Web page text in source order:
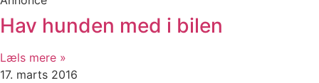
Hav hunden med i bilen
Læls mere »
17. marts 2016